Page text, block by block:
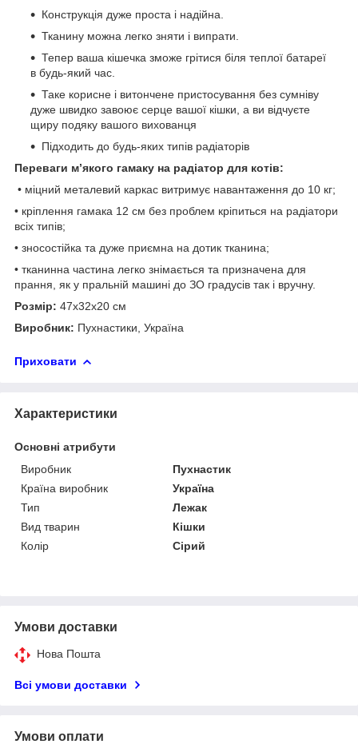
Конструкція дуже проста і надійна.
Тканину можна легко зняти і випрати.
Тепер ваша кішечка зможе грітися біля теплої батареї
в будь-який час.
Таке корисне і витончене пристосування без сумніву
дуже швидко завоює серце вашої кішки, а ви відчуєте
щиру подяку вашого вихованця
Підходить до будь-яких типів радіаторів
Переваги м’якого гамаку на радіатор для котів:
• міцний металевий каркас витримує навантаження до 10 кг;
• кріплення гамака 12 см без проблем кріпиться на радіатори
всіх типів;
• зносостійка та дуже приємна на дотик тканина;
• тканинна частина легко знімається та призначена для
прання, як у пральній машині до ЗО градусів так і вручну.
Розмір: 47x32x20 см
Виробник: Пухнастики, Україна
Приховати
Характеристики
Основні атрибути
Виробник
Пухнастик
Країна виробник
Україна
Тип
Лежак
Вид тварин
Кішки
Колір
Сірий
Умови доставки
Нова Пошта
Всі умови доставки
Умови оплати